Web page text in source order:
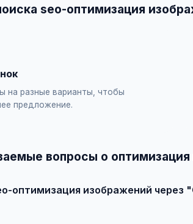
seo-оптимизация
на разные варианты, чтобы
предложение.
вопросы о оптимизация
оптимизация изображений через